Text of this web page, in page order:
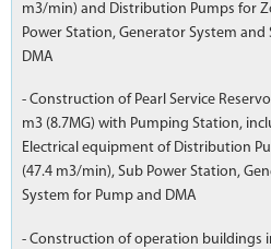
m3/min) and Distribution Pumps for
Power Station, Generator System and
DMA
- Construction of Pearl Service
m3 (8.7MG) with Pumping Station,
Electrical equipment of Distribution
(47.4 m3/min), Sub Power Station,
System for Pump and DMA
- Construction of operation buildings